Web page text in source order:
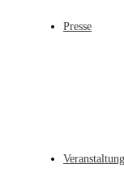
Presse